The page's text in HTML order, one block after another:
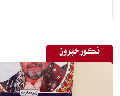
ڪيٽيگري کي ختم ڪيو ويو آهي.
پي سي بي جي نئين سينٽرل
بابر اعظم، محمد رضوان ۽ شاهين
نڪور خبرون